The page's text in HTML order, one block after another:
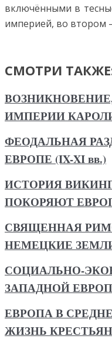
включёнными в
империей, во втором
СМОТРИ
ИМПЕРИИ
ФЕОДАЛЬНАЯ
ЕВРОПЕ (IX-XI вв.)
ИСТОРИЯ
ПОКОРЯЮТ
СВЯЩЕННАЯ
НЕМЕЦКИЕ
СОЦИАЛЬНО-
ЗАПАДНОЙ
ЕВРОПА В
ЖИЗНЬ